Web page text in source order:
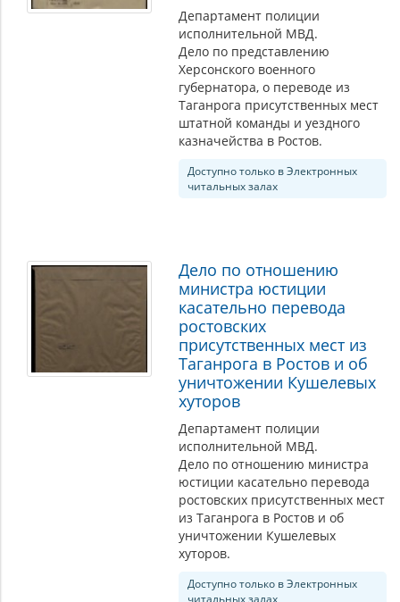
Департамент полиции
исполнительной МВД.
Дело по представлению
Херсонского военного
губернатора, о переводе из
Таганрога присутственных мест
штатной команды и уездного
казначейства в Ростов.
Доступно только в Электронных
читальных залах
Дело по отношению
министра юстиции
касательно перевода
ростовских
присутственных мест из
Таганрога в Ростов и об
уничтожении Кушелевых
хуторов
Департамент полиции
исполнительной МВД.
Дело по отношению министра
юстиции касательно перевода
ростовских присутственных мест
из Таганрога в Ростов и об
уничтожении Кушелевых
хуторов.
Доступно только в Электронных
читальных залах